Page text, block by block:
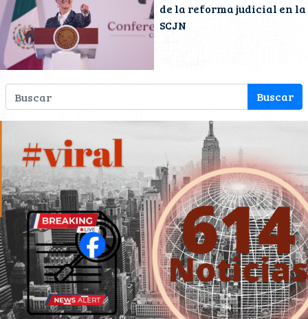
de la reforma judicial en la
SCJN